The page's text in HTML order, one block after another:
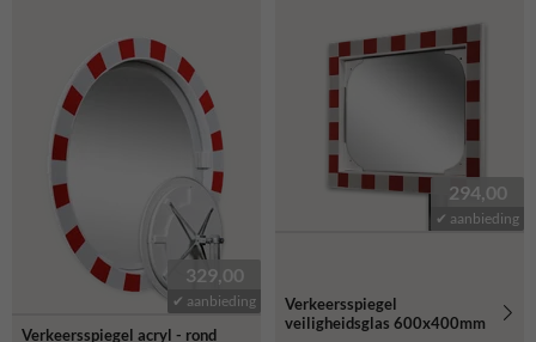
329,00
✔ aanbieding
Verkeersspiegel acryl - rond
294,00
✔ aanbieding
Verkeersspiegel
veiligheidsglas 600x400mm